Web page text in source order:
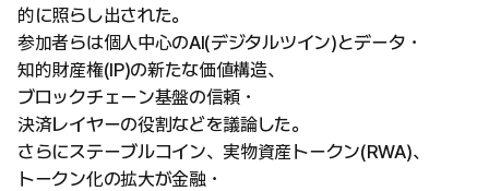
的に照らし出された。
参加者らは個人中心のAI(デジタルツイン)とデータ・
知的財産権(IP)の新たな価値構造、
ブロックチェーン基盤の信頼・
決済レイヤーの役割などを議論した。
さらにステーブルコイン、実物資産トークン(RWA)、
トークン化の拡大が金融・